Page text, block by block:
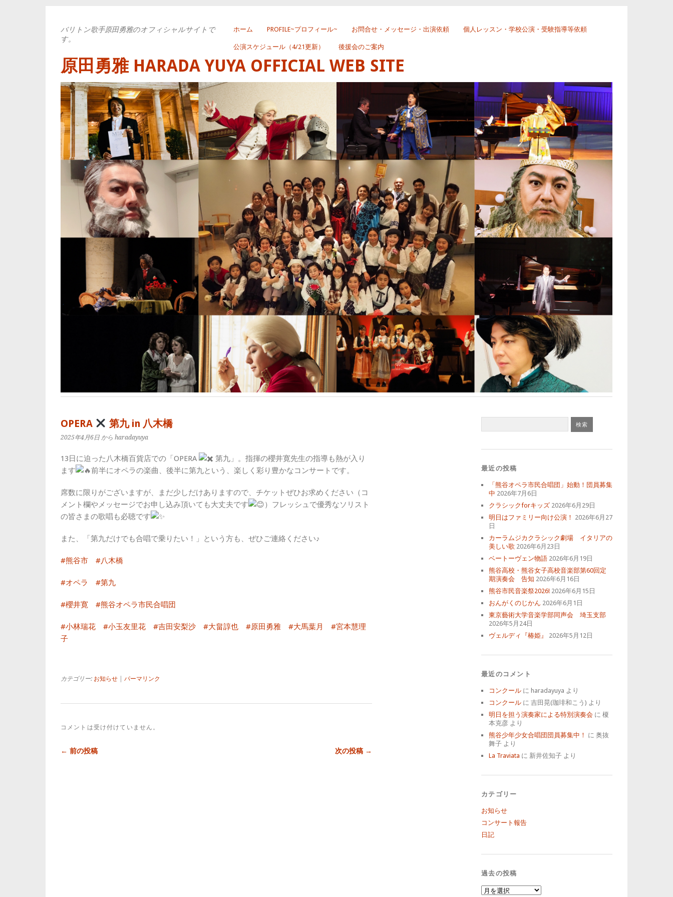
ホーム PROFILE~プロフィール~ お問合せ・メッセージ・出演依頼 個人レッスン・学校公演・受験指導等依頼
公演スケジュール（4/21更新） 後援会のご案内
原田勇雅 HARADA YUYA OFFICIAL WEB SITE
バリトン歌手原田勇雅のオフィシャルサイトで
す。
OPERA 第九 in 八木橋
2025年4月6日 から haradayuya
13日に迫った八木橋百貨店での「OPERA
第九」。指揮の櫻井寛先生の指導も熱が入り
ます
前半にオペラの楽曲、後半に第九という、楽しく彩り豊かなコンサートです。
席数に限りがございますが、まだ少しだけありますので、チケットぜひお求めください（コ
メント欄やメッセージでお申し込み頂いても大丈夫です
）フレッシュで優秀なソリスト
の皆さまの歌唱も必聴です
また、「第九だけでも合唱で乗りたい！」という方も、ぜひご連絡ください♪
#熊谷市 #八木橋
#オペラ #第九
#櫻井寛 #熊谷オペラ市民合唱団
#小林瑞花 #小玉友里花 #吉田安梨沙 #大畠諄也 #原田勇雅 #大馬葉月
#宮本慧理
子
カテゴリー: お知らせ パーマリンク
コメントは受け付けていません。
← 前の投稿 次の投稿 →
最近の投稿
「熊谷オペラ市民合唱団」始動！団員募集
中 2026年7月6日
クラシックforキッズ 2026年6月29日
明日はファミリー向け公演！ 2026年6月27
日
カーラムジカクラシック劇場 イタリアの
美しい歌 2026年6月23日
ベートーヴェン物語 2026年6月19日
熊谷高校・熊谷女子高校音楽部第60回定
期演奏会 告知 2026年6月16日
熊谷市民音楽祭2026! 2026年6月15日
おんがくのじかん 2026年6月1日
東京藝術大学音楽学部同声会 埼玉支部
2026年5月24日
ヴェルディ『椿姫』
2026年5月12日
最近のコメント
コンクール に haradayuya より
コンクール に 吉田晃(珈琲和こう) より
明日を担う演奏家による特別演奏会 に 榎
本克彦 より
熊谷少年少女合唱団団員募集中！ に 奥抜
舞子 より
La Traviata に 新井佐知子 より
カテゴリー
お知らせ
コンサート報告
日記
過去の投稿
過